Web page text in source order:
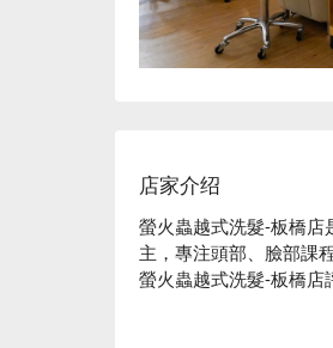
店家介绍
螢火蟲越式洗髮-板橋店
主，專注頭部、臉部課
螢火蟲越式洗髮-板橋店
的美好享受，讓您感